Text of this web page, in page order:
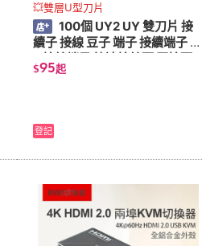
💥雙層U型刀片
100個 UY2 UY 雙刀片 接
續子 接線 豆子 端子 接續端子 K
2 接線端子 快速接線頭 壓接頭
另售UY壓接鉗
$95起
登記